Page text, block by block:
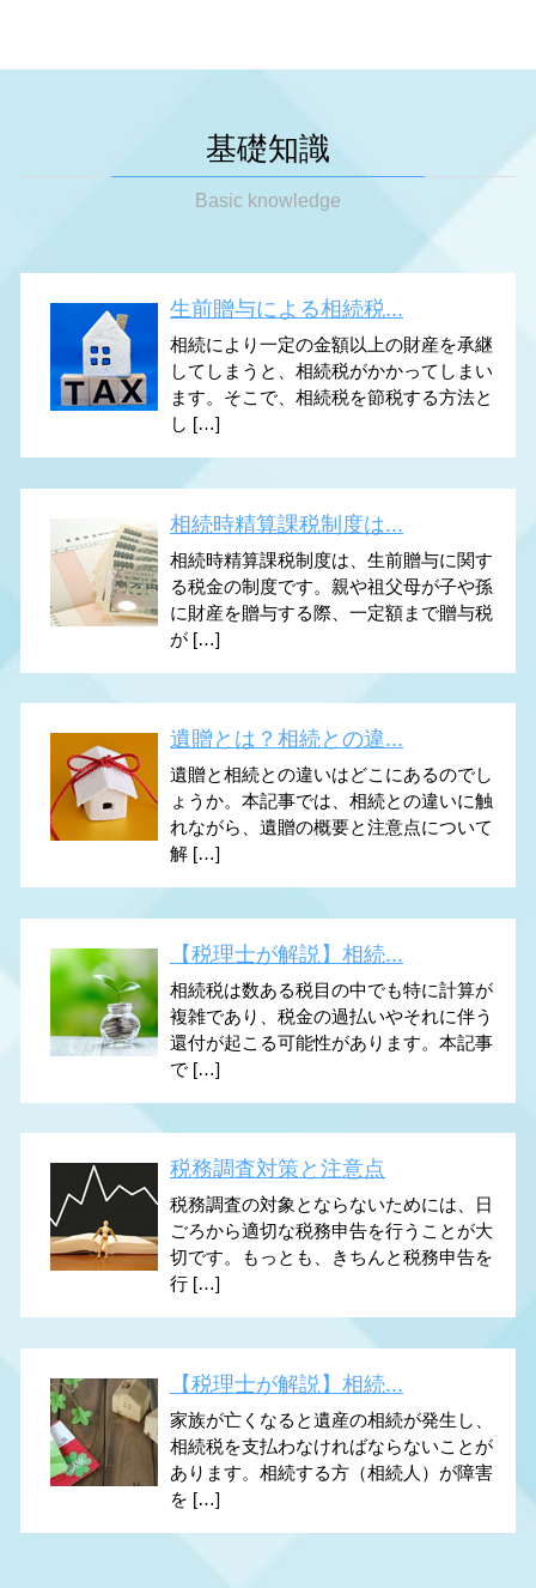
基礎知識
Basic knowledge
生前贈与による相続税...
相続により一定の金額以上の財産を承継
してしまうと、相続税がかかってしまい
ます。そこで、相続税を節税する方法と
し […]
相続時精算課税制度は...
相続時精算課税制度は、生前贈与に関す
る税金の制度です。親や祖父母が子や孫
に財産を贈与する際、一定額まで贈与税
が […]
遺贈とは？相続との違...
遺贈と相続との違いはどこにあるのでし
ょうか。本記事では、相続との違いに触
れながら、遺贈の概要と注意点について
解 […]
【税理士が解説】相続...
相続税は数ある税目の中でも特に計算が
複雑であり、税金の過払いやそれに伴う
還付が起こる可能性があります。本記事
で […]
税務調査対策と注意点
税務調査の対象とならないためには、日
ごろから適切な税務申告を行うことが大
切です。もっとも、きちんと税務申告を
行 […]
【税理士が解説】相続...
家族が亡くなると遺産の相続が発生し、
相続税を支払わなければならないことが
あります。相続する方（相続人）が障害
を […]